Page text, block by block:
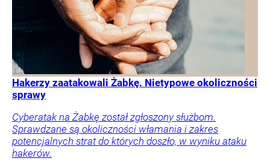
Hakerzy zaatakowali Żabkę. Nietypowe okoliczności
sprawy
Cyberatak na Żabkę został zgłoszony służbom.
Sprawdzane są okoliczności włamania i zakres
potencjalnych strat do których doszło, w wyniku ataku
hakerów.